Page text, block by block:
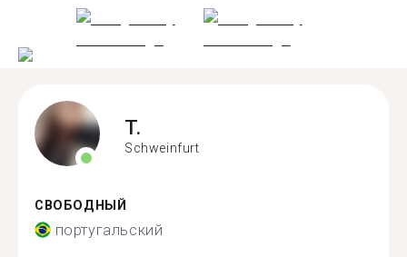
T.
Schweinfurt
СВОБОДНЫЙ
португальский